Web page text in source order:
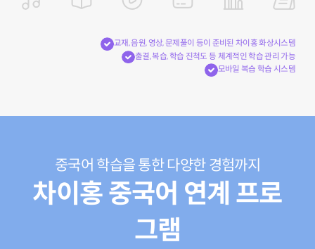
교재, 음원, 영상, 문제풀이 등이 준비된 차이홍 화상시스템
출결, 복습, 학습 진척도 등 체계적인 학습 관리 가능
모바일 복습 학습 시스템
중국어 학습을 통한 다양한 경험까지
차이홍 중국어 연계 프로
그램